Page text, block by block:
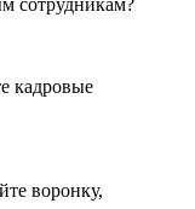
кадровые
воронку,